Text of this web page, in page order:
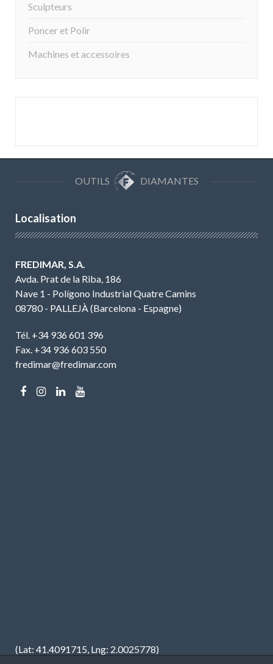
Sculpteurs
Poncer et Polir
Machines et accessoires
OUTILS DIAMANTES
Localisation
FREDIMAR, S.A.
Avda. Prat de la Riba, 186
Nave 1 - Polígono Industrial Quatre Camins
08780 - PALLEJÀ (Barcelona - Espagne)
Tél. +34 936 601 396
Fax. +34 936 603 550
fredimar@fredimar.com
(Lat: 41.4091715, Lng: 2.0025778)